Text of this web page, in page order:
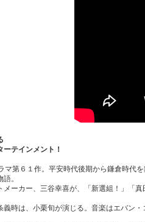
テインメント！
第６１作。平安時代後期から鎌倉時代
。
ーカー、三谷幸喜が、「新選組！」「真
時は、小栗旬が演じる。音楽はエバン・